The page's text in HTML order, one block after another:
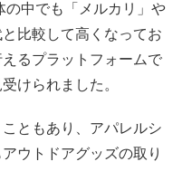
の中でも「メルカリ」や
比較して高くなってお
るプラットフォームで
けられました。
ともあり、アパレルシ
ウトドアグッズの取り